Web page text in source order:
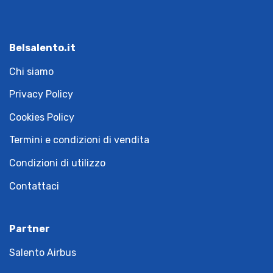
Belsalento.it
Chi siamo
Privacy Policy
Cookies Policy
Termini e condizioni di vendita
Condizioni di utilizzo
Contattaci
Partner
Salento Airbus